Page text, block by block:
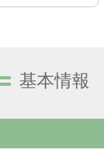
基本情報